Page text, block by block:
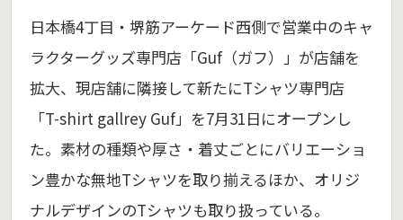
日本橋4丁目・堺筋アーケード西側で営業中のキャ
ラクターグッズ専門店「Guf（ガフ）」が店舗を
拡大、現店舗に隣接して新たにTシャツ専門店
「T-shirt gallrey Guf」を7月31日にオープンし
た。素材の種類や厚さ・着丈ごとにバリエーショ
ン豊かな無地Tシャツを取り揃えるほか、オリジ
ナルデザインのTシャツも取り扱っている。